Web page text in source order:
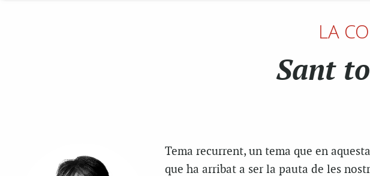
LA
Sant
Tema recurrent, un tema que en
que ha arribat a ser la pauta de les